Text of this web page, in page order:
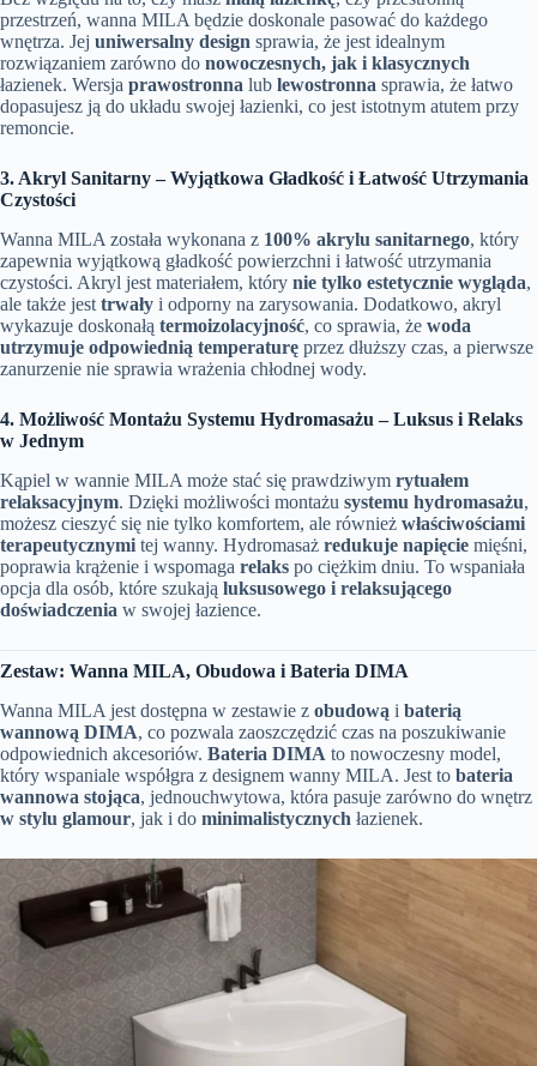
przestrzeń, wanna MILA będzie doskonale pasować do każdego
wnętrza. Jej uniwersalny design sprawia, że jest idealnym
rozwiązaniem zarówno do nowoczesnych, jak i klasycznych
łazienek. Wersja prawostronna lub lewostronna sprawia, że łatwo
dopasujesz ją do układu swojej łazienki, co jest istotnym atutem przy
remoncie.
3. Akryl Sanitarny – Wyjątkowa Gładkość i Łatwość Utrzymania
Czystości
Wanna MILA została wykonana z 100% akrylu sanitarnego, który
zapewnia wyjątkową gładkość powierzchni i łatwość utrzymania
czystości. Akryl jest materiałem, który nie tylko estetycznie wygląda,
ale także jest trwały i odporny na zarysowania. Dodatkowo, akryl
wykazuje doskonałą termoizolacyjność, co sprawia, że woda
utrzymuje odpowiednią temperaturę przez dłuższy czas, a pierwsze
zanurzenie nie sprawia wrażenia chłodnej wody.
4. Możliwość Montażu Systemu Hydromasażu – Luksus i Relaks
w Jednym
Kąpiel w wannie MILA może stać się prawdziwym rytuałem
relaksacyjnym. Dzięki możliwości montażu systemu hydromasażu,
możesz cieszyć się nie tylko komfortem, ale również właściwościami
terapeutycznymi tej wanny. Hydromasaż redukuje napięcie mięśni,
poprawia krążenie i wspomaga relaks po ciężkim dniu. To wspaniała
opcja dla osób, które szukają luksusowego i relaksującego
doświadczenia w swojej łazience.
Zestaw: Wanna MILA, Obudowa i Bateria DIMA
Wanna MILA jest dostępna w zestawie z obudową i baterią
wannową DIMA, co pozwala zaoszczędzić czas na poszukiwanie
odpowiednich akcesoriów. Bateria DIMA to nowoczesny model,
który wspaniale współgra z designem wanny MILA. Jest to bateria
wannowa stojąca, jednouchwytowa, która pasuje zarówno do wnętrz
w stylu glamour, jak i do minimalistycznych łazienek.